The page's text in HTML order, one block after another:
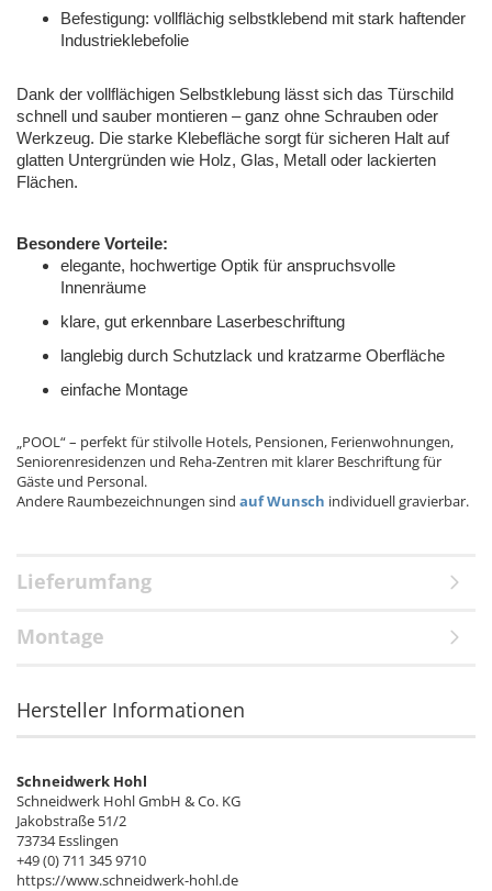
Befestigung: vollflächig selbstklebend mit stark haftender
Industrieklebefolie
Dank der vollflächigen Selbstklebung lässt sich das Türschild
schnell und sauber montieren – ganz ohne Schrauben oder
Werkzeug. Die starke Klebefläche sorgt für sicheren Halt auf
glatten Untergründen wie Holz, Glas, Metall oder lackierten
Flächen.
Besondere Vorteile:
elegante, hochwertige Optik für anspruchsvolle
Innenräume
klare, gut erkennbare Laserbeschriftung
langlebig durch Schutzlack und kratzarme Oberfläche
einfache Montage
„POOL“ – perfekt für stilvolle Hotels, Pensionen, Ferienwohnungen,
Seniorenresidenzen und Reha-Zentren mit klarer Beschriftung für
Gäste und Personal.
Andere Raumbezeichnungen sind auf Wunsch individuell gravierbar.
Lieferumfang
Montage
Hersteller Informationen
Schneidwerk Hohl
Schneidwerk Hohl GmbH & Co. KG
Jakobstraße 51/2
73734 Esslingen
+49 (0) 711 345 9710
https://www.schneidwerk-hohl.de